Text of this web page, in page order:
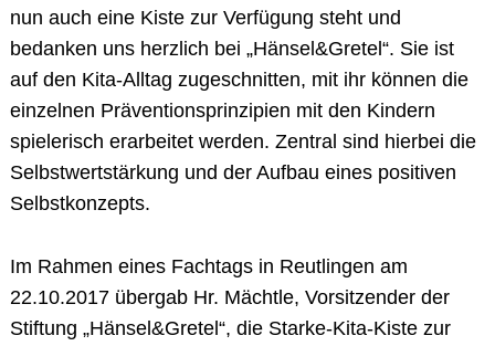
nun auch eine Kiste zur Verfügung steht und
bedanken uns herzlich bei „Hänsel&Gretel“. Sie ist
auf den Kita-Alltag zugeschnitten, mit ihr können die
einzelnen Präventionsprinzipien mit den Kindern
spielerisch erarbeitet werden. Zentral sind hierbei die
Selbstwertstärkung und der Aufbau eines positiven
Selbstkonzepts.
Im Rahmen eines Fachtags in Reutlingen am
22.10.2017 übergab Hr. Mächtle, Vorsitzender der
Stiftung „Hänsel&Gretel“, die Starke-Kita-Kiste zur